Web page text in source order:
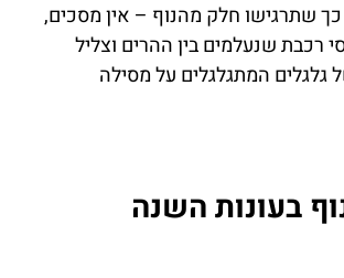
כך שתרגישו חלק מהנוף – אין מסכים,
רכבת שנעלמים בין ההרים וצליל
המתגלגלים על מסילה
בעונות השנה